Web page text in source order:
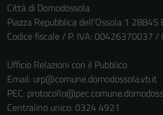
Città di Domodossola
Piazza Repubblica dell'Ossola 1 28845
Codice fiscale / P. IVA: 00426370037
Ufficio Relazioni con il Pubblico
Email: urp@comune.domodossola.vb.it
PEC:
Centralino unico: 0324 4921